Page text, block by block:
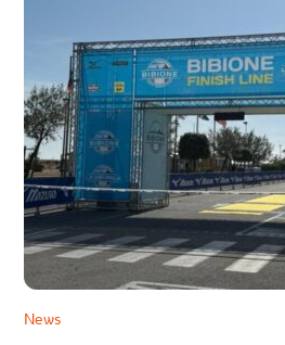
News